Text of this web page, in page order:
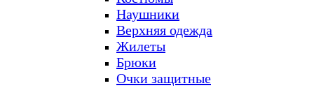
Наушники
Верхняя одежда
Жилеты
Брюки
Очки защитные